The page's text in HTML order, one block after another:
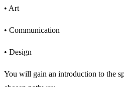
• Art
• Communication
• Design
You will gain an introduction to the